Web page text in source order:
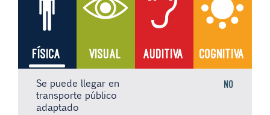
FÍSICA VISUAL AUDITIVA COGNITIVA
Se puede llegar en
transporte público
adaptado
No